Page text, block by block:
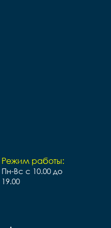
Режим работы:
Пн-Вс с 10.00 до
19.00